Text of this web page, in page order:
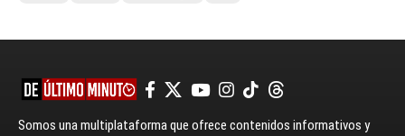
Somos una multiplataforma que ofrece contenidos informativos y